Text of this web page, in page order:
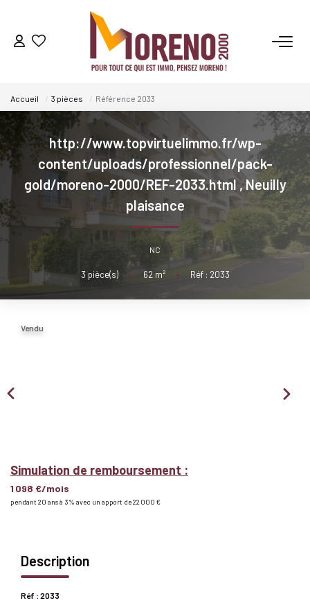
VENTES
LOCATIONS
GESTION
ESTIMATION
NOS AGENCES
Qui Sommes-Nous ?
Espace Locataire
Accueil 3 pièces Référence 2033
http://www.topvirtuelimmo.fr/wp-
content/uploads/professionnel/pack-
gold/moreno-2000/REF-2033.html ,Neuilly
plaisance
NC
3 pièce(s) • 62 m² • Réf : 2033
Vendu
Simulation de remboursement :
1 098 €/mois
pendant 20 ans à 3% avec un apport de 22 000 €
Description
Réf : 2033